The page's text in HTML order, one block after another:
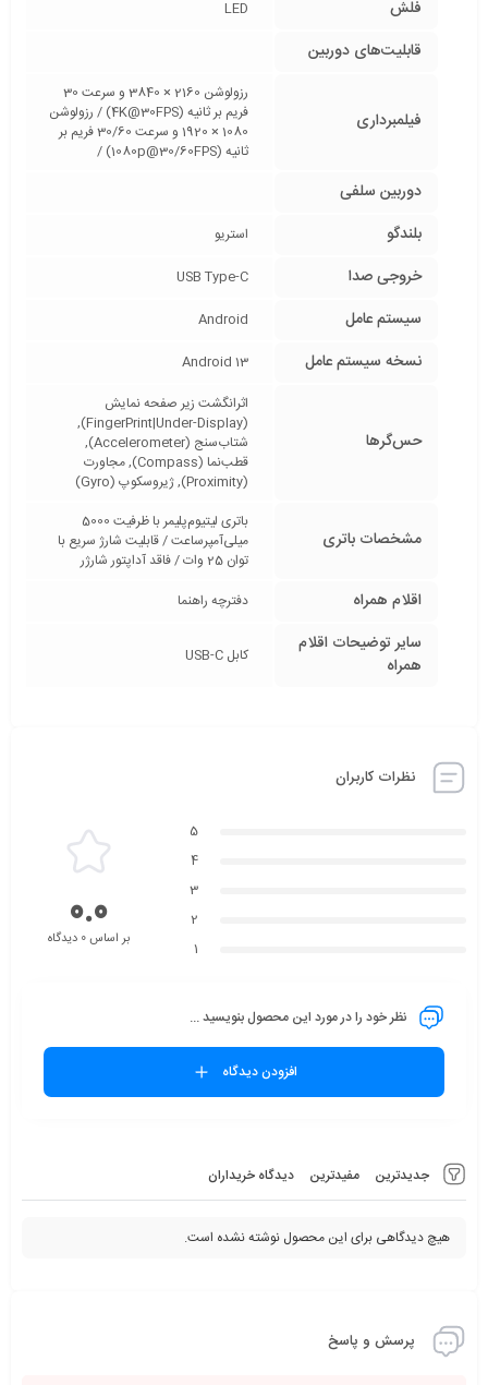
فلش LED
قابلیت‌های دوربین
فیلمبرداری
رزولوشن 2160 × 3840 و سرعت 30
فریم بر ثانیه (4K@30FPS) / رزولوشن
1080 × 1920 و سرعت 30/60 فریم بر
ثانیه (1080p@30/60FPS) /
دوربین سلفی
بلندگو
استریو
خروجی صدا USB Type-C
سیستم عامل Android
نسخه سیستم عامل Android 13
حس‌گرها
اثرانگشت زیر صفحه نمایش
(FingerPrint|Under-Display),
شتاب‌سنج (Accelerometer),
قطب‌نما (Compass), مجاورت
(Proximity), ژیروسکوپ (Gyro)
مشخصات باتری
باتری لیتیوم‌پلیمر با ظرفیت 5000
میلی‌آمپرساعت / قابلیت شارژ سریع با
توان 25 وات / فاقد آداپتور شارژر
اقلام همراه دفترچه‌ راهنما
سایر توضیحات اقلام
همراه
کابل USB-C
نظرات کاربران
جدیدترین مفیدترین دیدگاه خریداران
هیچ دیدگاهی برای این محصول نوشته نشده است.
5
4
3
2
1
0.0
بر اساس 0 دیدگاه
نظر خود را در مورد این محصول بنویسید ...
افزودن دیدگاه
پرسش و پاسخ